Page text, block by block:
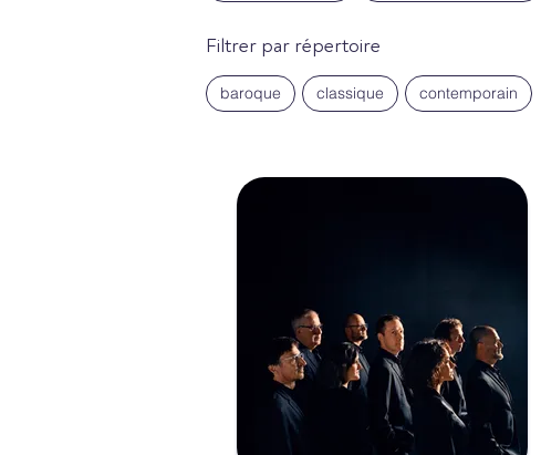
Filtrer par répertoire
baroque classique contemporain